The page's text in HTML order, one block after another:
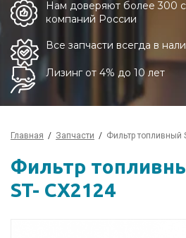
Нам доверяют более 300
компаний России
Все запчасти всегда в
Лизинг от 4% до 10 лет
Главная Запчасти Фильтр топливный
Фильтр
ST- CX2124